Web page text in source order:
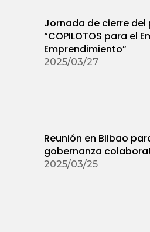
Jornada de cierre
“COPILOTOS para el
Emprendimiento”
2025/03/27
Reunión en Bilbao
gobernanza
2025/03/25